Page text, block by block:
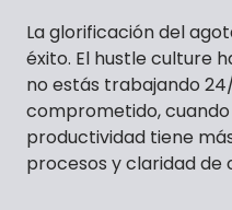
La glorificación del
éxito. El hustle culture
no estás trabajando
comprometido,
productividad tiene
procesos y claridad de